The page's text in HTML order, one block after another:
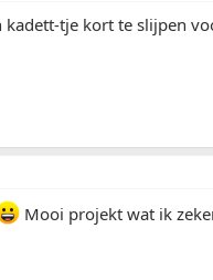
tje kort te slijpen
Mooi projekt wat ik